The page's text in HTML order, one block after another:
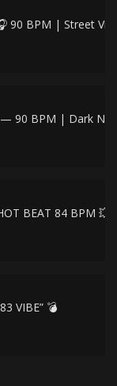
90 BPM | Street
90 BPM | Dark NY
BEAT 84 BPM 💥
VIBE” 💣